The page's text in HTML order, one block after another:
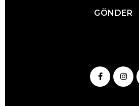
GÖNDER